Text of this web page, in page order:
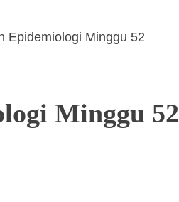
Epidemiologi Minggu 52
Minggu 52